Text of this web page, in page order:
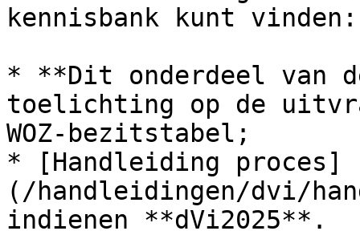
kennisbank kunt vinden:
* **Dit onderdeel van
toelichting op de
WOZ-bezitstabel;
* [Handleiding proces]
(/handleidingen/dvi/
indienen **dVi2025**.